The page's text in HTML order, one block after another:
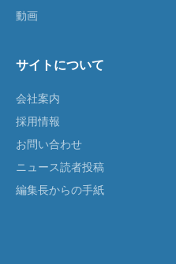
動画
サイトについて
会社案内
採用情報
お問い合わせ
ニュース読者投稿
編集長からの手紙